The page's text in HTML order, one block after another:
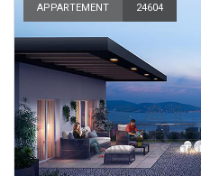
APPARTEMENT 24604